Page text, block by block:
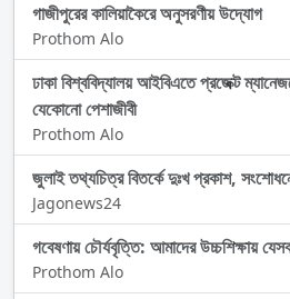
গাজীপুরের কালিয়াকৈরে অনুসরণীয় উদ্যোগ
Prothom Alo
ঢাকা বিশ্ববিদ্যালয় আইবিএতে প্রজেক্ট
যেকোনো পেশাজীবী
Prothom Alo
জুলাই তথ্যচিত্র বিতর্কে দুঃখ প্রকাশ,
Jagonews24
গবেষণায় চৌর্যবৃত্তি: আমাদের উচ্চশিক্ষায়
Prothom Alo